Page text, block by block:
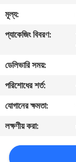
নিয়ন্ত্রণ
সাথে
যোগাযোগ
করুন
মূল্য:
প্যাকেজিং বিবরণ:
ডেলিভারি সময়:
পরিশোধের শর্ত:
যোগানের ক্ষমতা:
লক্ষণীয় করা: